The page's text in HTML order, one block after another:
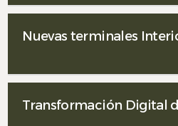
Nuevas terminales
Transformación Digital